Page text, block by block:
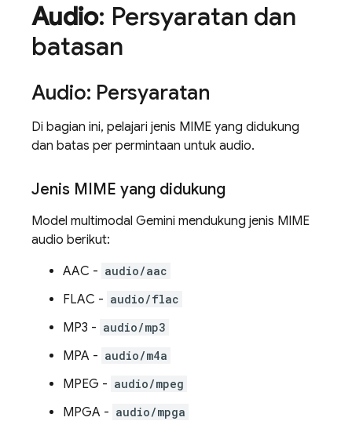
Audio: Persyaratan dan
batasan
Audio: Persyaratan
Di bagian ini, pelajari jenis MIME yang didukung
dan batas per permintaan untuk audio.
Jenis MIME yang didukung
Model multimodal Gemini mendukung jenis MIME
audio berikut:
AAC - audio/aac
FLAC - audio/flac
MP3 - audio/mp3
MPA - audio/m4a
MPEG - audio/mpeg
MPGA - audio/mpga